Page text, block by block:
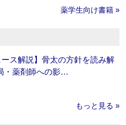
薬学生向け書籍 »
ース解説】骨太の方針を読み解
・薬剤師への影…
もっと見る »